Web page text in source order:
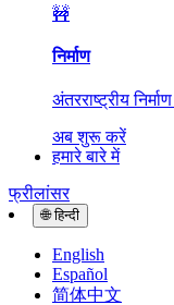
🚧
निर्माण
अंतरराष्ट्रीय
अब शुरू करें
हमारे बारे में
फ्रीलांसर
🌐 हिन्दी
English
Español
简体中文